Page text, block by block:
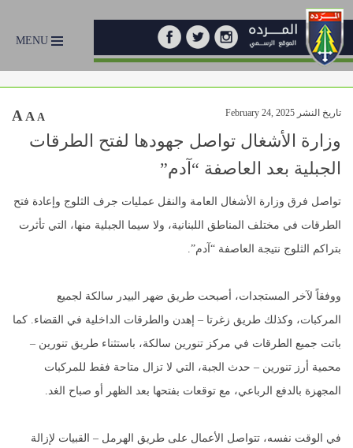
MENU
تاريخ النشر February 24, 2025 A A A
وزارة الأشغال تواصل جهودها لفتح الطرقات
الجبلية بعد العاصفة “آدم”
تواصل فرق وزارة الأشغال العامة والنقل عمليات جرف الثلوج وإعادة فتح
الطرقات في مختلف المناطق اللبنانية، ولا سيما الجبلية منها، التي تأثرت
بتراكم الثلوج نتيجة العاصفة “آدم”.
ووفقاً لآخر المستجدات، أصبحت طريق ضهر البيدر سالكة لجميع
المركبات، وكذلك طريق زغرتا – إهدن والطرقات الداخلية في القضاء. كما
باتت جميع الطرقات في مركز تنورين سالكة، باستثناء طريق تنورين –
محمية أرز تنورين – حدث الجبة، التي لا تزال متاحة فقط للمركبات
المجهزة بالدفع الرباعي، مع توقعات بفتحها بعد الظهر أو صباح الغد.
في الوقت نفسه، تتواصل الأعمال على طريق الهرمل – القبيات لإزالة